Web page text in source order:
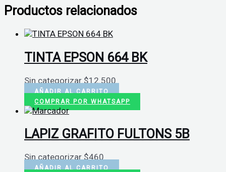
Productos relacionados
TINTA EPSON 664 BK
Sin categorizar $12.500
AÑADIR AL CARRITO
COMPRAR POR WHATSAPP
LAPIZ GRAFITO FULTONS 5B
Sin categorizar $460
AÑADIR AL CARRITO